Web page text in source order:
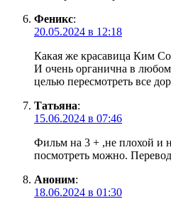
Феникс:
20.05.2024 в 12:18
Какая же красавица Ким Со
И очень органична в любом
целью пересмотреть все
Татьяна:
15.06.2024 в 07:46
Фильм на 3 + ,не плохой и
посмотреть можно.
Аноним:
18.06.2024 в 01:30